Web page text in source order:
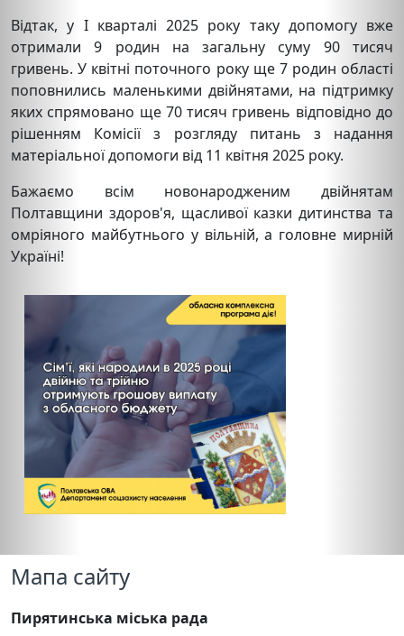
Відтак, у І кварталі 2025 року таку допомогу вже
отримали 9 родин на загальну суму 90 тисяч
гривень. У квітні поточного року ще 7 родин області
поповнились маленькими двійнятами, на підтримку
яких спрямовано ще 70 тисяч гривень відповідно до
рішенням Комісії з розгляду питань з надання
матеріальної допомоги від 11 квітня 2025 року.
Бажаємо всім новонародженим двійнятам
Полтавщини здоров'я, щасливої казки дитинства та
омріяного майбутнього у вільній, а головне мирній
Україні!
Мапа сайту
Пирятинська міська рада